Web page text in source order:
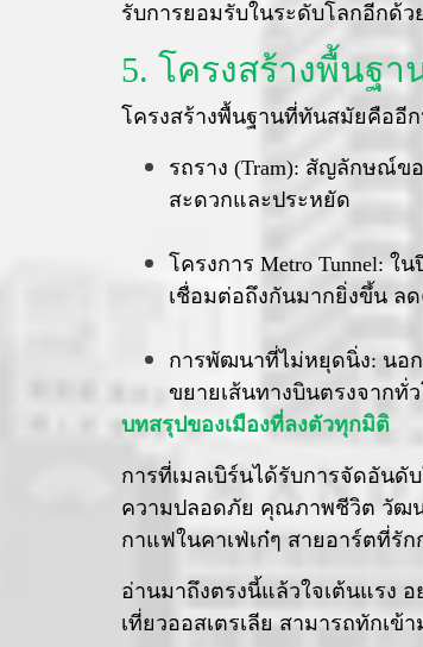
รับการยอมรับในระดับโลกอีกด้ว
5. โครงสร้างพื้นฐา
โครงสร้างพื้นฐานที่ทันสมัยคืออี
รถราง (Tram): สัญลักษณ์ขอ
สะดวกและประหยัด
โครงการ Metro Tunnel: ใ
เชื่อมต่อถึงกันมากยิ่งขึ้น ล
การพัฒนาที่ไม่หยุดนิ่ง: นอกจ
ขยายเส้นทางบินตรงจากทั่
บทสรุปของเมืองที่ลงตัวทุกมิติ
การที่เมลเบิร์นได้รับการจัดอันดั
ความปลอดภัย คุณภาพชีวิต วัฒน
กาแฟในคาเฟ่เก๋ๆ สายอาร์ตที่รั
อ่านมาถึงตรงนี้แล้วใจเต้นแรง
เที่ยวออสเตรเลีย สามารถทักเ